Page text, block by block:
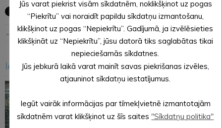
← Iepriekšējā ziņa Nākošā ziņa →
Iesakām arī šo <
Jūs varat piekrist visām sīkdatnēm, noklikšķinot uz pogas
“Piekrītu” vai noraidīt papildu sīkdatņu izmantošanu,
klikšķinot uz pogas “Nepiekrītu”. Gadījumā, ja izvēlēsieties
klikšķināt uz “Nepiekrītu”, jūsu datorā tiks saglabātas tikai
nepieciešamās sīkdatnes.
Jūs jebkurā laikā varat mainīt savas piekrišanas izvēles,
atjauninot sīkdatņu iestatījumus.
Iegūt vairāk informācijas par tīmekļvietnē izmantotajām
sīkdatnēm varat klikšķinot uz šīs saites "Sīkdatņu politika"